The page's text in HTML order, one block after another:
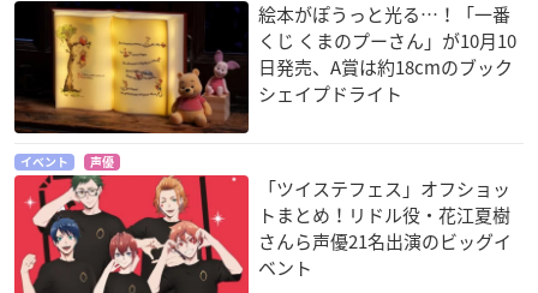
絵本がぽうっと光る…！「一番
くじ くまのプーさん」が10月10
日発売、A賞は約18cmのブック
シェイプドライト
イベント 声優
「ツイステフェス」オフショッ
トまとめ！リドル役・花江夏樹
さんら声優21名出演のビッグイ
ベント